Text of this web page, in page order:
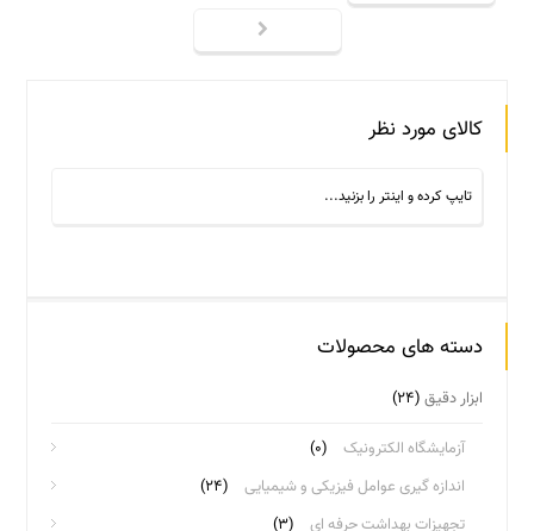
کالای مورد نظر
دسته های محصولات
ابزار دقیق (۲۴)
آزمایشگاه الکترونیک
(۰)
اندازه گیری عوامل فیزیکی و شیمیایی
(۲۴)
تجهیزات بهداشت حرفه ای
(۳)